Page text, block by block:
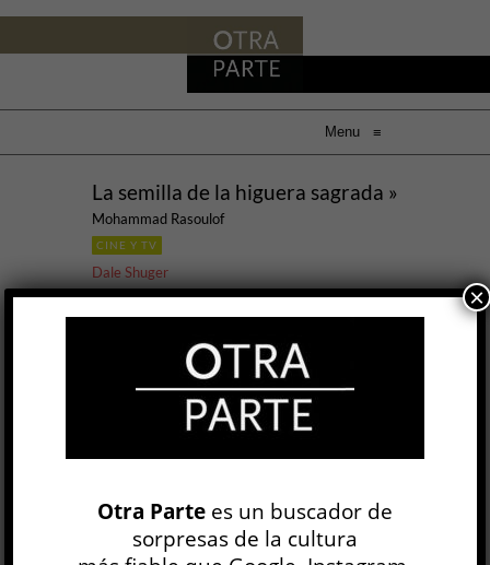
Menu ≡
La semilla de la higuera sagrada »
Mohammad Rasoulof
CINE Y TV
Dale Shuger
3 JUL, 2025
los dos mil, directores iraníes como Abbas
Kiarostami y Mohsen Makhmalbaf encontraron,
dentro de los límites impuestos por el gobierno
islámico, un espacio para hacer un cine de gran
originalidad y resonancia poética. Al alejarse de
presentar una visión compleja, variada y
sumamente humana de la soc...
Otra Partees un buscador de
sorpresas de la cultura
×